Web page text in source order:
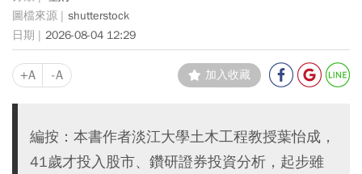
shutterstock
2026-08-04 12:29
+A -A 加入收藏
編按：本書作者淡江大學土木工程教授葉怡成，
41歲才投入股市、鑽研證券投資分析，起步雖